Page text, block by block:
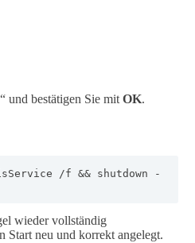
und bestätigen Sie mit OK.
/f && shutdown -
wieder vollständig
neu und korrekt angelegt.